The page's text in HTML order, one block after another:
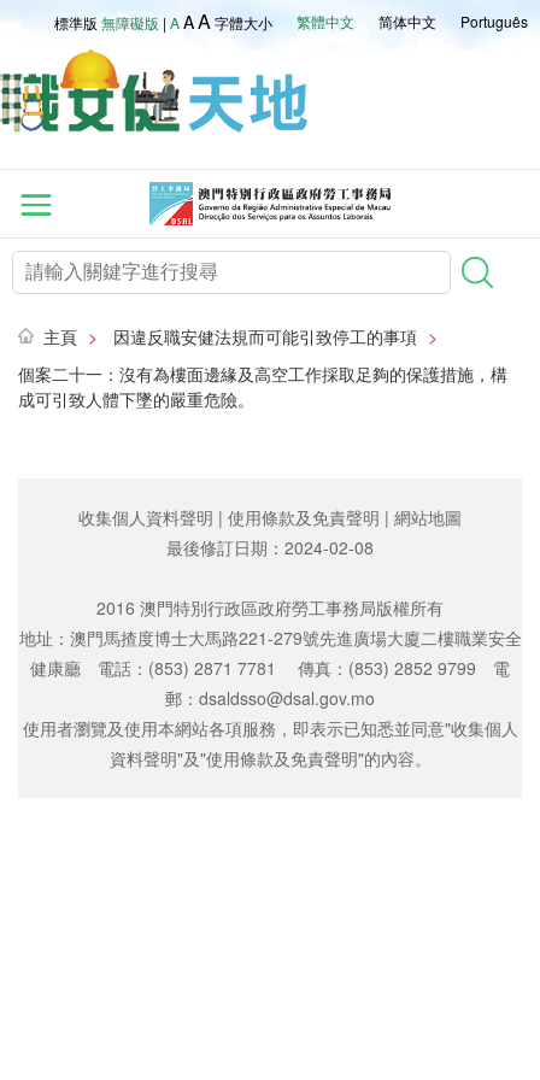
Português
简体中文
繁體中文
標準版 無障礙版 | AAA字體大小
主頁 > 因違反職安健法規而可能引致停工的事項 >
個案二十一：沒有為樓面邊緣及高空工作採取足夠的保護措施，構
成可引致人體下墜的嚴重危險。
收集個人資料聲明 | 使用條款及免責聲明 | 網站地圖
最後修訂日期： 2024-02-08
2016 澳門特別行政區政府勞工事務局版權所有
地址：澳門馬揸度博士大馬路221-279號先進廣場大廈二樓職業安全
健康廳 電話：(853) 2871 7781 傳真：(853) 2852 9799 電
郵：dsaldsso@dsal.gov.mo
使用者瀏覽及使用本網站各項服務，即表示已知悉並同意"收集個人
資料聲明"及"使用條款及免責聲明"的內容。